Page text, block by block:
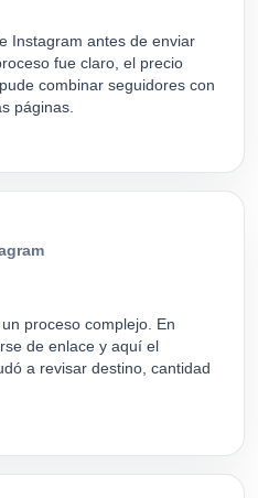
Instagram antes de enviar
fue claro, el precio
combinar seguidores con
páginas.
proceso complejo. En
de enlace y aquí el
a revisar destino, cantidad